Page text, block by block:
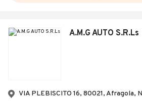
A.M.G AUTO S.R.Ls
VIA PLEBISCITO 16, 80021, Afragola,